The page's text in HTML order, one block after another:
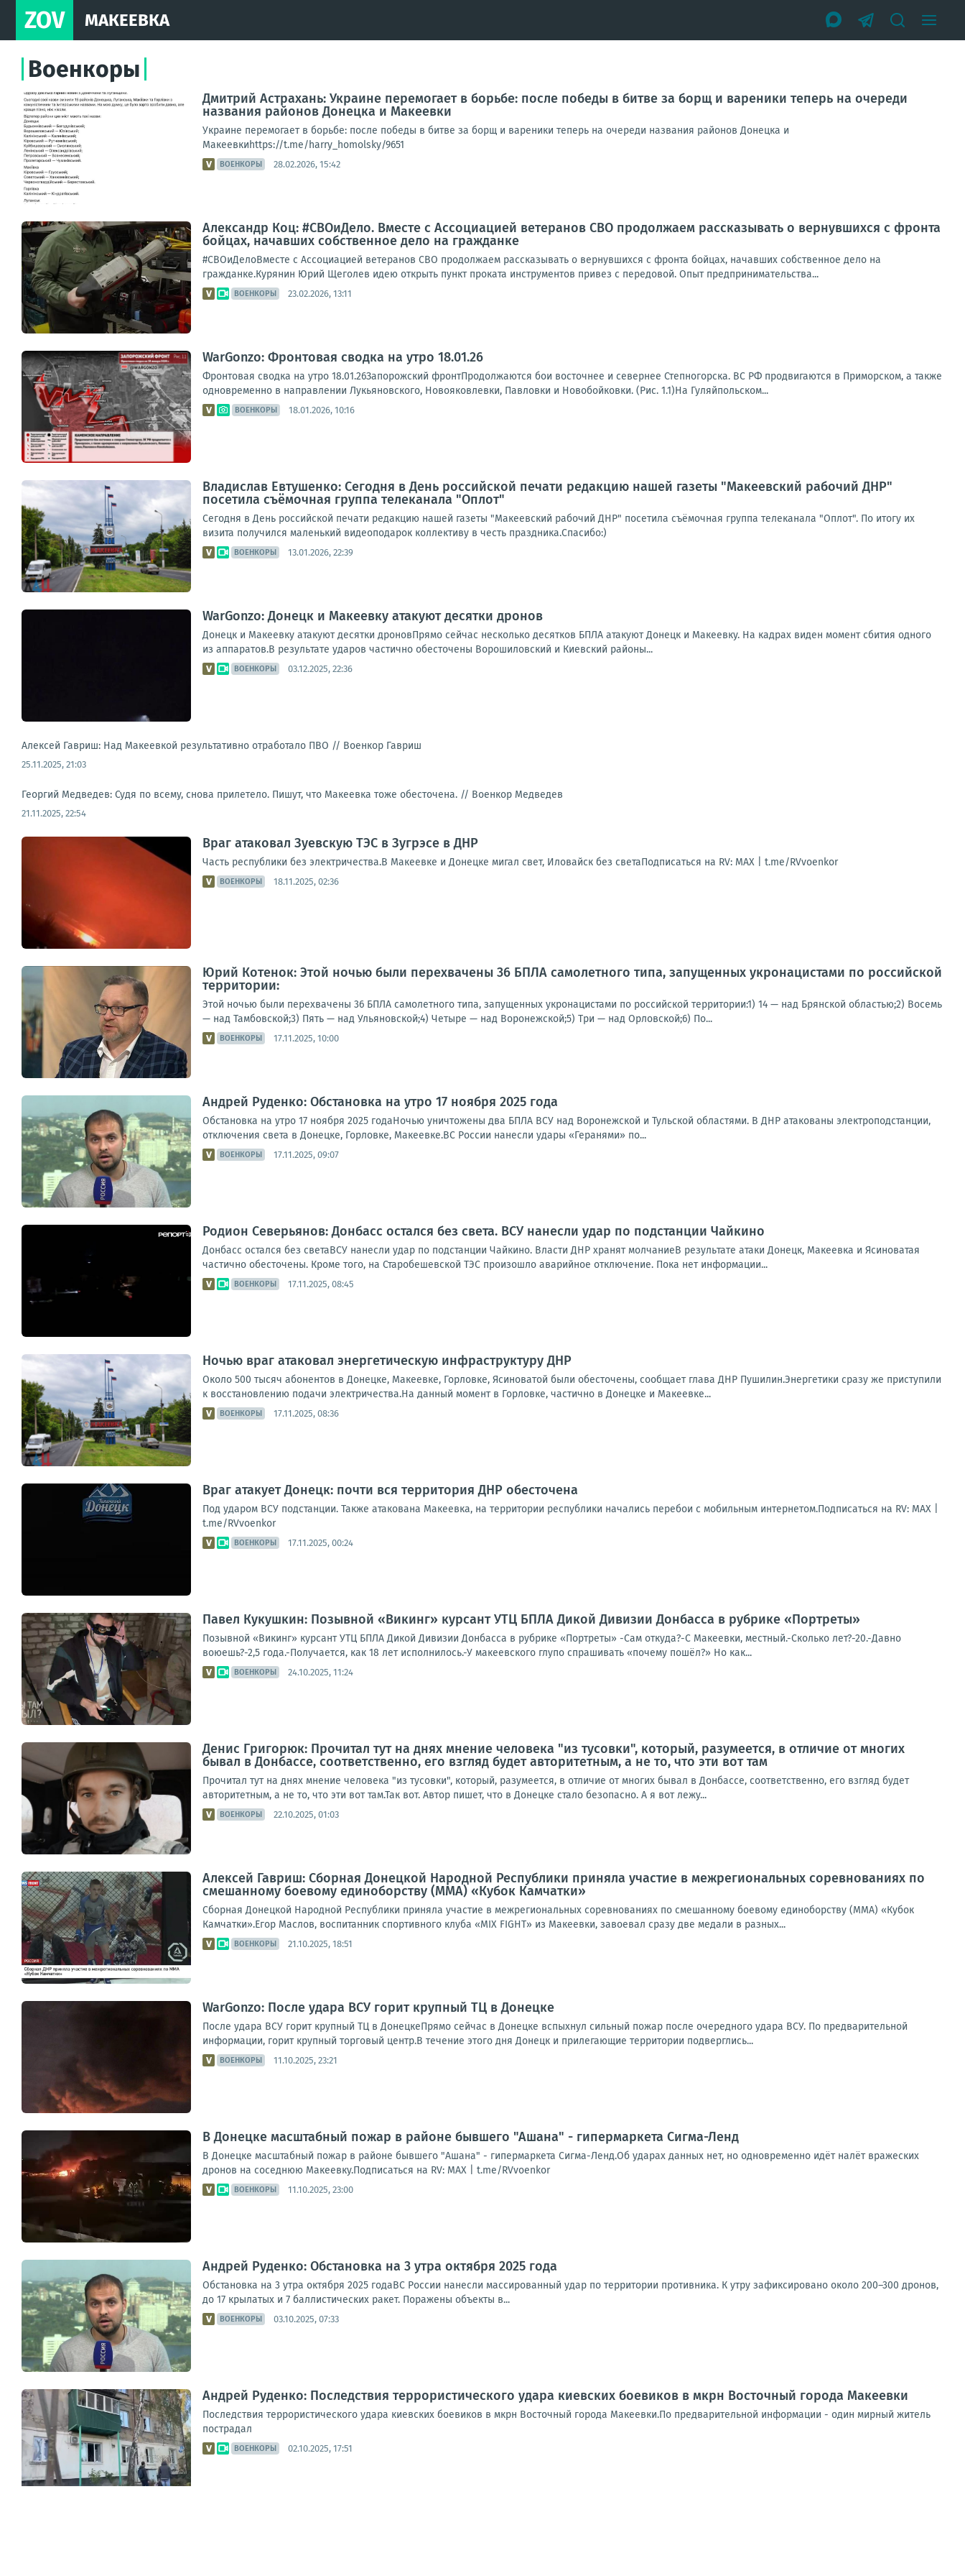
ZOV МАКЕЕВКА
Военкоры
Дмитрий Астрахань: Украине перемогает в борьбе: после победы в битве за борщ и вареники теперь на очереди
названия районов Донецка и Макеевки
Украине перемогает в борьбе: после победы в битве за борщ и вареники теперь на очереди названия районов Донецка и
Макеевкиhttps://t.me/harry_homolsky/9651
ВОЕНКОРЫ 28.02.2026, 15:42
Александр Коц: #СВОиДело. Вместе с Ассоциацией ветеранов СВО продолжаем рассказывать о вернувшихся с фронта
бойцах, начавших собственное дело на гражданке
#СВОиДелоВместе с Ассоциацией ветеранов СВО продолжаем рассказывать о вернувшихся с фронта бойцах, начавших собственное дело на
гражданке.Курянин Юрий Щеголев идею открыть пункт проката инструментов привез с передовой. Опыт предпринимательства...
ВОЕНКОРЫ 23.02.2026, 13:11
WarGonzo: Фронтовая сводка на утро 18.01.26
Фронтовая сводка на утро 18.01.26Запорожский фронтПродолжаются бои восточнее и севернее Степногорска. ВС РФ продвигаются в Приморском, а также
одновременно в направлении Лукьяновского, Новояковлевки, Павловки и Новобойковки. (Рис. 1.1)На Гуляйпольском...
ВОЕНКОРЫ 18.01.2026, 10:16
Владислав Евтушенко: Сегодня в День российской печати редакцию нашей газеты "Макеевский рабочий ДНР"
посетила съёмочная группа телеканала "Оплот"
Сегодня в День российской печати редакцию нашей газеты "Макеевский рабочий ДНР" посетила съёмочная группа телеканала "Оплот". По итогу их
визита получился маленький видеоподарок коллективу в честь праздника.Спасибо:)
ВОЕНКОРЫ 13.01.2026, 22:39
WarGonzo: Донецк и Макеевку атакуют десятки дронов
Донецк и Макеевку атакуют десятки дроновПрямо сейчас несколько десятков БПЛА атакуют Донецк и Макеевку. На кадрах виден момент сбития одного
из аппаратов.В результате ударов частично обесточены Ворошиловский и Киевский районы...
ВОЕНКОРЫ 03.12.2025, 22:36
Алексей Гавриш: Над Макеевкой результативно отработало ПВО // Военкор Гавриш
25.11.2025, 21:03
Георгий Медведев: Судя по всему, снова прилетело. Пишут, что Макеевка тоже обесточена. // Военкор Медведев
21.11.2025, 22:54
Враг атаковал Зуевскую ТЭС в Зугрэсе в ДНР
Часть республики без электричества.В Макеевке и Донецке мигал свет, Иловайск без светаПодписаться на RV: MAX | t.me/RVvoenkor
ВОЕНКОРЫ 18.11.2025, 02:36
Юрий Котенок: Этой ночью были перехвачены 36 БПЛА самолетного типа, запущенных укронацистами по российской
территории:
Этой ночью были перехвачены 36 БПЛА самолетного типа, запущенных укронацистами по российской территории:1) 14 — над Брянской областью;2) Восемь
— над Тамбовской;3) Пять — над Ульяновской;4) Четыре — над Воронежской;5) Три — над Орловской;6) По...
ВОЕНКОРЫ 17.11.2025, 10:00
Андрей Руденко: Обстановка на утро 17 ноября 2025 года
Обстановка на утро 17 ноября 2025 годаНочью уничтожены два БПЛА ВСУ над Воронежской и Тульской областями. В ДНР атакованы электроподстанции,
отключения света в Донецке, Горловке, Макеевке.ВС России нанесли удары «Геранями» по...
ВОЕНКОРЫ 17.11.2025, 09:07
Родион Северьянов: Донбасс остался без света. ВСУ нанесли удар по подстанции Чайкино
Донбасс остался без светаВСУ нанесли удар по подстанции Чайкино. Власти ДНР хранят молчаниеВ результате атаки Донецк, Макеевка и Ясиноватая
частично обесточены. Кроме того, на Старобешевской ТЭС произошло аварийное отключение. Пока нет информации...
ВОЕНКОРЫ 17.11.2025, 08:45
Ночью враг атаковал энергетическую инфраструктуру ДНР
Около 500 тысяч абонентов в Донецке, Макеевке, Горловке, Ясиноватой были обесточены, сообщает глава ДНР Пушилин.Энергетики сразу же приступили
к восстановлению подачи электричества.На данный момент в Горловке, частично в Донецке и Макеевке...
ВОЕНКОРЫ 17.11.2025, 08:36
Враг атакует Донецк: почти вся территория ДНР обесточена
Под ударом ВСУ подстанции. Также атакована Макеевка, на территории республики начались перебои с мобильным интернетом.Подписаться на RV: MAX |
t.me/RVvoenkor
ВОЕНКОРЫ 17.11.2025, 00:24
Павел Кукушкин: Позывной «Викинг» курсант УТЦ БПЛА Дикой Дивизии Донбасса в рубрике «Портреты»
Позывной «Викинг» курсант УТЦ БПЛА Дикой Дивизии Донбасса в рубрике «Портреты» -Сам откуда?-С Макеевки, местный.-Сколько лет?-20.-Давно
воюешь?-2,5 года.-Получается, как 18 лет исполнилось.-У макеевского глупо спрашивать «почему пошёл?» Но как...
ВОЕНКОРЫ 24.10.2025, 11:24
Денис Григорюк: Прочитал тут на днях мнение человека "из тусовки", который, разумеется, в отличие от многих
бывал в Донбассе, соответственно, его взгляд будет авторитетным, а не то, что эти вот там
Прочитал тут на днях мнение человека "из тусовки", который, разумеется, в отличие от многих бывал в Донбассе, соответственно, его взгляд будет
авторитетным, а не то, что эти вот там.Так вот. Автор пишет, что в Донецке стало безопасно. А я вот лежу...
ВОЕНКОРЫ 22.10.2025, 01:03
Алексей Гавриш: Сборная Донецкой Народной Республики приняла участие в межрегиональных соревнованиях по
смешанному боевому единоборству (ММА) «Кубок Камчатки»
Сборная Донецкой Народной Республики приняла участие в межрегиональных соревнованиях по смешанному боевому единоборству (ММА) «Кубок
Камчатки».Егор Маслов, воспитанник спортивного клуба «MIX FIGHT» из Макеевки, завоевал сразу две медали в разных...
ВОЕНКОРЫ 21.10.2025, 18:51
WarGonzo: После удара ВСУ горит крупный ТЦ в Донецке
После удара ВСУ горит крупный ТЦ в ДонецкеПрямо сейчас в Донецке вспыхнул сильный пожар после очередного удара ВСУ. По предварительной
информации, горит крупный торговый центр.В течение этого дня Донецк и прилегающие территории подверглись...
ВОЕНКОРЫ 11.10.2025, 23:21
В Донецке масштабный пожар в районе бывшего "Ашана" - гипермаркета Сигма-Ленд
В Донецке масштабный пожар в районе бывшего "Ашана" - гипермаркета Сигма-Ленд.Об ударах данных нет, но одновременно идёт налёт вражеских
дронов на соседнюю Макеевку.Подписаться на RV: MAX | t.me/RVvoenkor
ВОЕНКОРЫ 11.10.2025, 23:00
Андрей Руденко: Обстановка на 3 утра октября 2025 года
Обстановка на 3 утра октября 2025 годаВС России нанесли массированный удар по территории противника. К утру зафиксировано около 200–300 дронов,
до 17 крылатых и 7 баллистических ракет. Поражены объекты в...
ВОЕНКОРЫ 03.10.2025, 07:33
Андрей Руденко: Последствия террористического удара киевских боевиков в мкрн Восточный города Макеевки
Последствия террористического удара киевских боевиков в мкрн Восточный города Макеевки.По предварительной информации - один мирный житель
пострадал
ВОЕНКОРЫ 02.10.2025, 17:51